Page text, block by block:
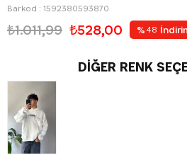
Barkod : 1592380593870
₺1.011,99 ₺528,00 % 48
DIĞER RENK